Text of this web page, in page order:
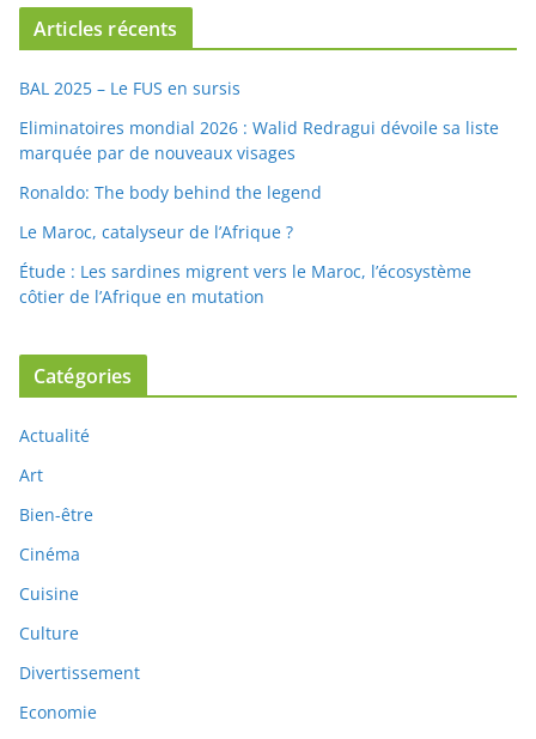
Articles récents
BAL 2025 – Le FUS en sursis
Eliminatoires mondial 2026 : Walid Redragui dévoile sa liste
marquée par de nouveaux visages
Ronaldo: The body behind the legend
Le Maroc, catalyseur de l’Afrique ?
Étude : Les sardines migrent vers le Maroc, l’écosystème
côtier de l’Afrique en mutation
Catégories
Actualité
Art
Bien-être
Cinéma
Cuisine
Culture
Divertissement
Economie